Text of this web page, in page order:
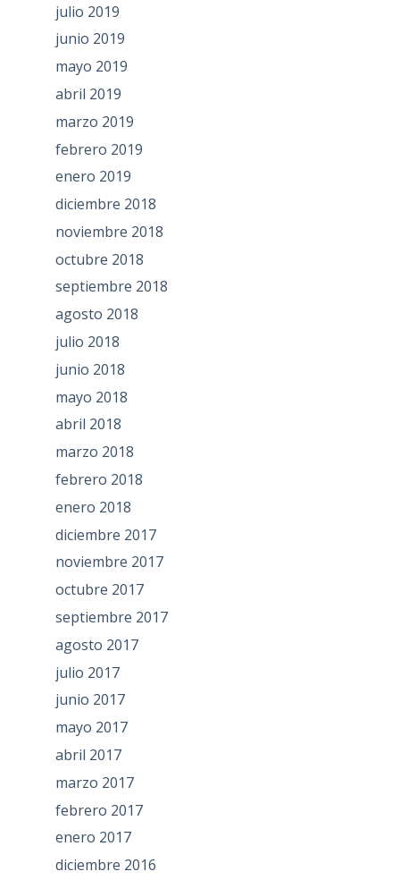
julio 2019
junio 2019
mayo 2019
abril 2019
marzo 2019
febrero 2019
enero 2019
diciembre 2018
noviembre 2018
octubre 2018
septiembre 2018
agosto 2018
julio 2018
junio 2018
mayo 2018
abril 2018
marzo 2018
febrero 2018
enero 2018
diciembre 2017
noviembre 2017
octubre 2017
septiembre 2017
agosto 2017
julio 2017
junio 2017
mayo 2017
abril 2017
marzo 2017
febrero 2017
enero 2017
diciembre 2016